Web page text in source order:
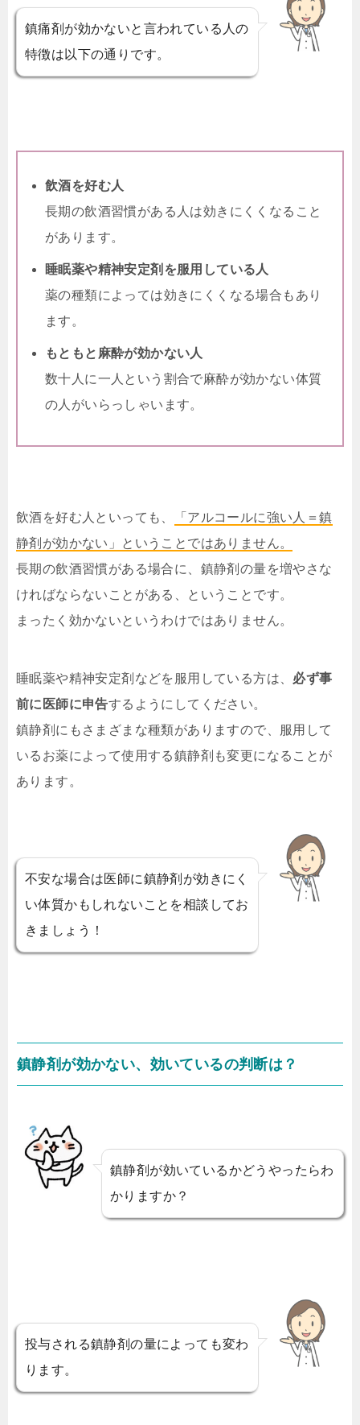
鎮痛剤が効かないと言われている人の
特徴は以下の通りです。
飲酒を好む人
長期の飲酒習慣がある人は効きにくくなること
があります。
睡眠薬や精神安定剤を服用している人
薬の種類によっては効きにくくなる場合もあり
ます。
もともと麻酔が効かない人
数十人に一人という割合で麻酔が効かない体質
の人がいらっしゃいます。
飲酒を好む人といっても、
「アルコールに強い人＝鎮
静剤が効かない」ということではありません。
長期の飲酒習慣がある場合に、鎮静剤の量を増やさな
ければならないことがある、ということです。
まったく効かないというわけではありません。
睡眠薬や精神安定剤などを服用している方は、 必ず事
前に医師に申告するようにしてください。
鎮静剤にもさまざまな種類がありますので、服用して
いるお薬によって使用する鎮静剤も変更になることが
あります。
不安な場合は医師に鎮静剤が効きにく
い体質かもしれないことを相談してお
きましょう！
鎮静剤が効かない、効いているの判断は？
鎮静剤が効いているかどうやったらわ
かりますか？
投与される鎮静剤の量によっても変わ
ります。